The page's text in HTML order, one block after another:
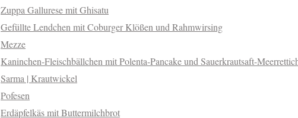
Zuppa Gallurese mit Ghisatu
Gefüllte Lendchen mit Coburger Klößen und Rahmwirsing
Mezze
Kaninchen-Fleischbällchen mit Polenta-Pancake und Sauerkrautsaft-
Sarma | Krautwickel
Pofesen
Erdäpfelkäs mit Buttermilchbrot